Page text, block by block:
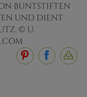
BUNTSTIFTEN
UND DIENT
© U.